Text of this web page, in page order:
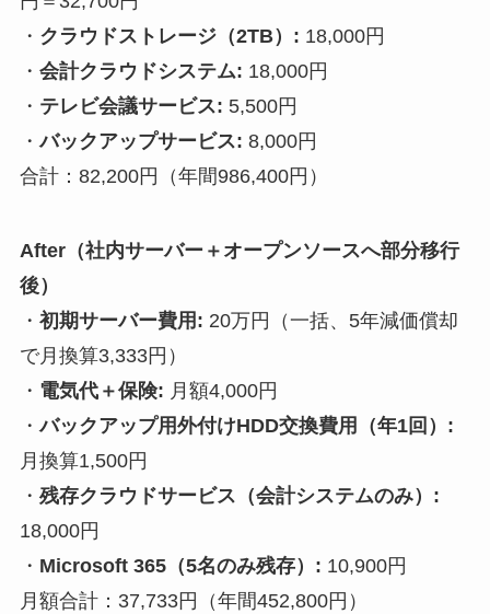
・ クラウドストレージ（2TB）: 18,000円
・ 会計クラウドシステム: 18,000円
・ テレビ会議サービス: 5,500円
・バックアップサービス: 8,000円
合計：82,200円（年間986,400円）
After（社内サーバー＋オープンソースへ部分移行
後）
・ 初期サーバー費用: 20万円（一括、5年減価償却
で月換算3,333円）
・ 電気代＋保険: 月額4,000円
・バックアップ用外付けHDD交換費用（年1回）:
月換算1,500円
・ 残存クラウドサービス（会計システムのみ）:
18,000円
・ Microsoft 365（5名のみ残存）: 10,900円
月額合計：37,733円（年間452,800円）